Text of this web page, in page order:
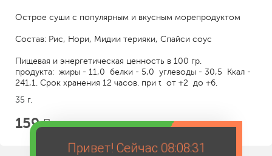
Привет! Сейчас 08:08:31
Острое суши с популярным и вкусным морепродуктом
Состав: Рис, Нори, Мидии терияки, Спайси соус
Пищевая и энергетическая ценность в 100 гр.
продукта: жиры - 11,0 белки - 5,0 углеводы - 30,5 Ккал -
241,1. Срок хранения 12 часов. при t от +2 до +6.
35 г.
159